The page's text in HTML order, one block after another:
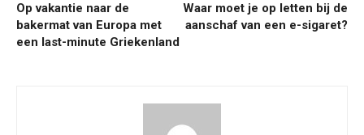
Op vakantie naar de
bakermat van Europa met
een last-minute Griekenland
Waar moet je op letten bij de
aanschaf van een e-sigaret?